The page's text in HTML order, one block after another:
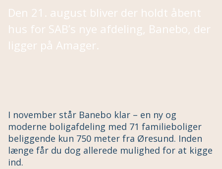
Den 21. august bliver der holdt åbent
hus for SAB’s nye afdeling, Banebo, der
ligger på Amager.
I november står Banebo klar – en ny og
moderne boligafdeling med 71 familieboliger
beliggende kun 750 meter fra Øresund. Inden
længe får du dog allerede mulighed for at kigge
ind.